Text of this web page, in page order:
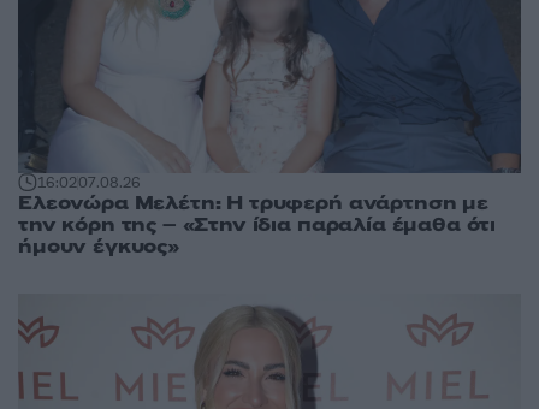
16:0207.08.26
Ελεονώρα Μελέτη: Η τρυφερή ανάρτηση με
την κόρη της – «Στην ίδια παραλία έμαθα ότι
ήμουν έγκυος»